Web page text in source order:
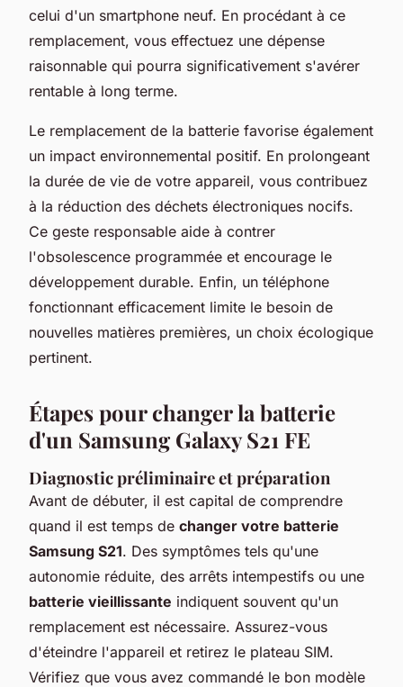
celui d'un smartphone neuf. En procédant à ce
remplacement, vous effectuez une dépense
raisonnable qui pourra significativement s'avérer
rentable à long terme.
Le remplacement de la batterie favorise également
un impact environnemental positif. En prolongeant
la durée de vie de votre appareil, vous contribuez
à la réduction des déchets électroniques nocifs.
Ce geste responsable aide à contrer
l'obsolescence programmée et encourage le
développement durable. Enfin, un téléphone
fonctionnant efficacement limite le besoin de
nouvelles matières premières, un choix écologique
pertinent.
Étapes pour changer la batterie
d'un Samsung Galaxy S21 FE
Diagnostic préliminaire et préparation
Avant de débuter, il est capital de comprendre
quand il est temps de changer votre batterie
Samsung S21. Des symptômes tels qu'une
autonomie réduite, des arrêts intempestifs ou une
batterie vieillissante indiquent souvent qu'un
remplacement est nécessaire. Assurez-vous
d'éteindre l'appareil et retirez le plateau SIM.
Vérifiez que vous avez commandé le bon modèle